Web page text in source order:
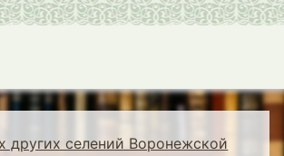
других селений Воронежской